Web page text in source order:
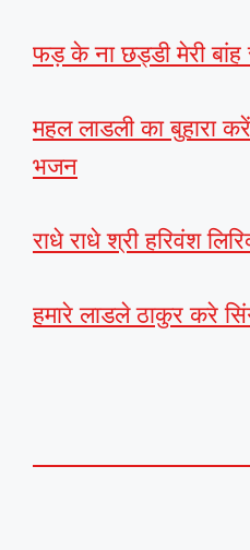
फड़ के ना छड्डी मेरी बांह
महल लाडली का बुहारा
भजन
राधे राधे श्री हरिवंश
हमारे लाडले ठाकुर करे